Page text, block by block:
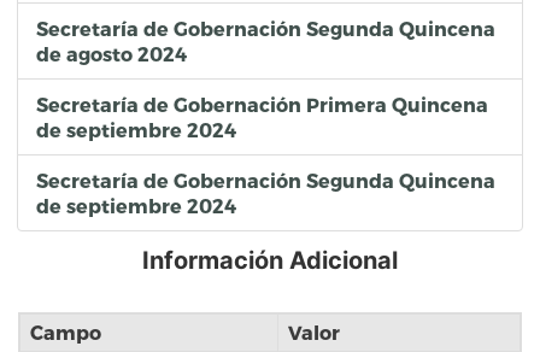
Secretaría de Gobernación Segunda Quincena
de agosto 2024
Secretaría de Gobernación Primera Quincena
de septiembre 2024
Secretaría de Gobernación Segunda Quincena
de septiembre 2024
Información Adicional
Campo
Valor